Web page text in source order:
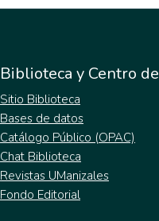
Biblioteca y Centro
Sitio Biblioteca
Bases de datos
Catálogo Público (OPAC)
Chat Biblioteca
Revistas UManizales
Fondo Editorial